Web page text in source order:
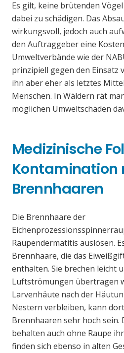
Es gilt, keine brütenden
dabei zu schädigen. Das
wirkungsvoll, jedoch auch
den Auftraggeber eine
Umweltverbände wie der
prinzipiell gegen den Einsatz
ihn aber eher als letztes
Menschen. In Wäldern rät
möglichen Umweltschäden
Medizinische
Kontamination
Brennhaaren
Die Brennhaare der
Raupendermatitis auslösen.
Brennhaare, die das
enthalten. Sie brechen leicht
Luftströmungen übertragen
Larvenhäute nach der
Nestern verbleiben, kann
Brennhaaren sehr hoch sein.
behalten auch ohne Raupe
finden sich ebenso in alten